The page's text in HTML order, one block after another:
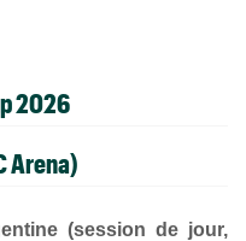
2026
Arena)
(session de jour,